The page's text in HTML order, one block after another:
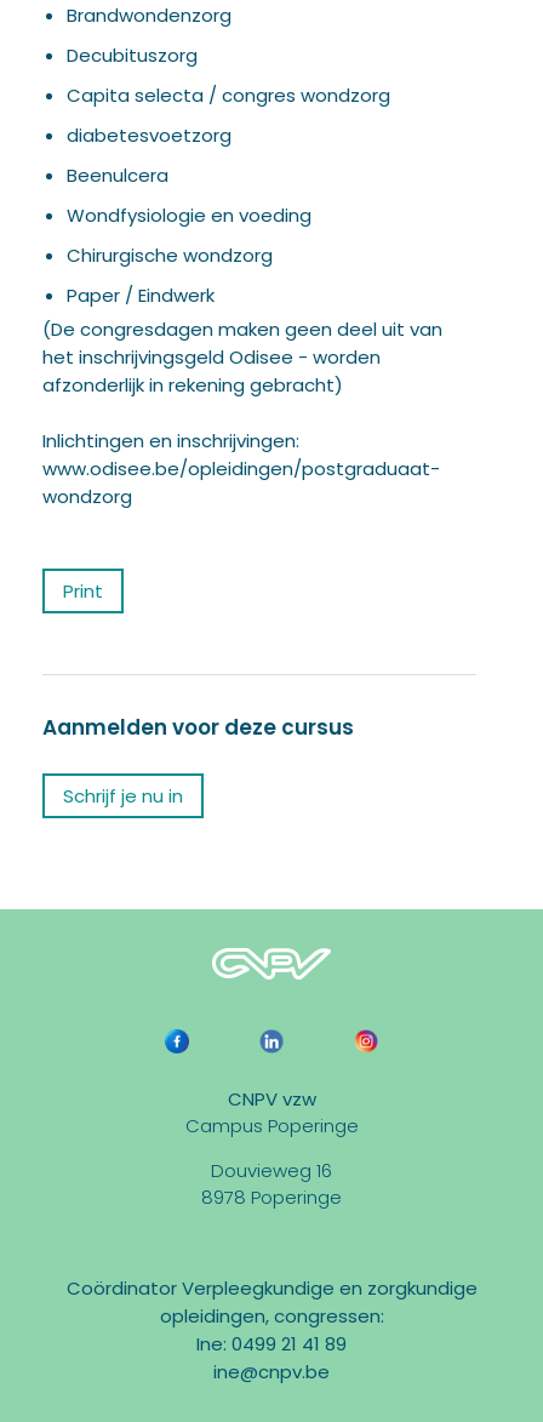
Brandwondenzorg
Decubituszorg
Capita selecta / congres wondzorg
diabetesvoetzorg
Beenulcera
Wondfysiologie en voeding
Chirurgische wondzorg
Paper / Eindwerk
(De congresdagen maken geen deel uit van
het inschrijvingsgeld Odisee - worden
afzonderlijk in rekening gebracht)
Inlichtingen en inschrijvingen:
www.odisee.be/opleidingen/postgraduaat-
wondzorg
Print
Aanmelden voor deze cursus
Schrijf je nu in
CNPV vzw
Campus Poperinge
Douvieweg 16
8978 Poperinge
Coördinator Verpleegkundige en zorgkundige
opleidingen, congressen:
Ine: 0499 21 41 89
ine@cnpv.be